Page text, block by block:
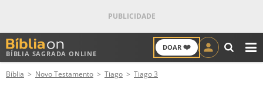
BÍBLIA SAGRADA ONLINE
DOAR ❤️
ANTIGO TESTAMENTO
Bíblia Novo Testamento Tiago Tiago 3